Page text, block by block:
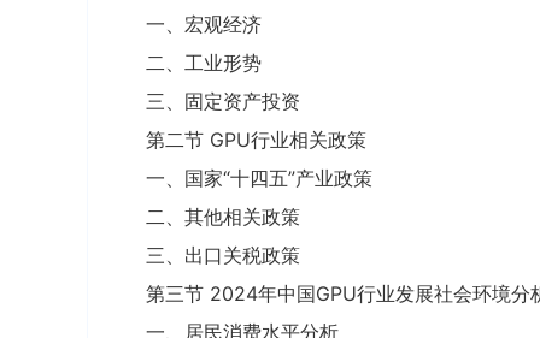
一、宏观经济
二、工业形势
三、固定资产投资
第二节 GPU行业相关政策
一、国家“十四五”产业政策
二、其他相关政策
三、出口关税政策
第三节 2024年中国GPU行业发展社会环境分
一、居民消费水平分析